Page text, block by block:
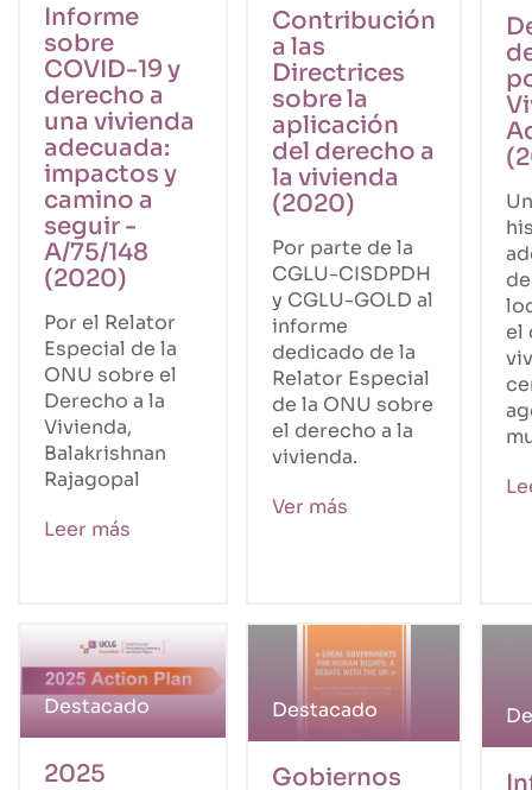
Informe
sobre
COVID-19 y
derecho a
una vivienda
adecuada:
impactos y
camino a
seguir -
A/75/148
(2020)
Por el Relator
Especial de la
ONU sobre el
Derecho a la
Vivienda,
Balakrishnan
Rajagopal
Leer más
Contribución
a las
Directrices
sobre la
aplicación
del derecho a
la vivienda
(2020)
Por parte de la
CGLU-CISDPDH
y CGLU-GOLD al
informe
dedicado de la
Relator Especial
de la ONU sobre
el derecho a la
vivienda.
Ver más
el
Destacado
2025
Destacado
Gobiernos